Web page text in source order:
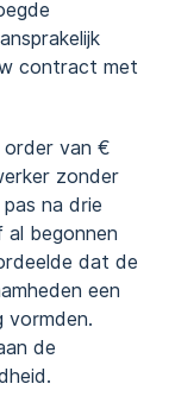
contract met
order van €
zonder
na drie
begonnen
dat de
een
vormden.
de